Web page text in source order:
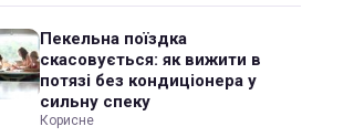
Пекельна поїздка
скасовується: як вижити в
потязі без кондиціонера у
сильну спеку
Корисне